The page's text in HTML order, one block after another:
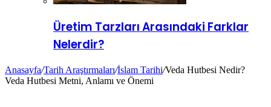
Üretim Tarzları Arasındaki Farklar
Nelerdir?
Anasayfa/Tarih Araştırmaları/İslam Tarihi/Veda Hutbesi Nedir?
Veda Hutbesi Metni, Anlamı ve Önemi